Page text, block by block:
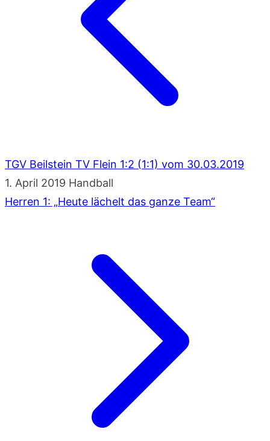
TGV Beilstein TV Flein 1:2 (1:1) vom 30.03.2019
1. April 2019 Handball
Herren 1: „Heute lächelt das ganze Team“